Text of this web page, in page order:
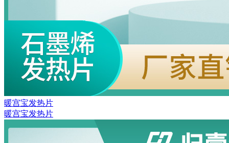
暖宫宝发热片
暖宫宝发热片